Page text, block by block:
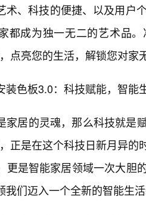
术、科技的便捷、以及用户
都成为独一无二的艺术品
点亮您的生活，解锁您对家
装色板3.0：科技赋能，智能
家居的灵魂，那么科技就是
正是在这个科技日新月异的
更是智能家居领域一次大胆
们迈入一个全新的智能生活